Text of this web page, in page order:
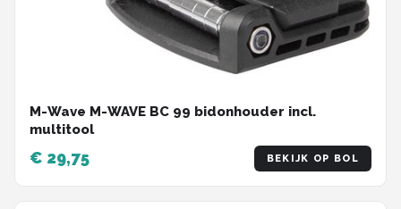
M-Wave M-WAVE BC 99 bidonhouder incl.
multitool
€ 29,75 BEKIJK OP BOL